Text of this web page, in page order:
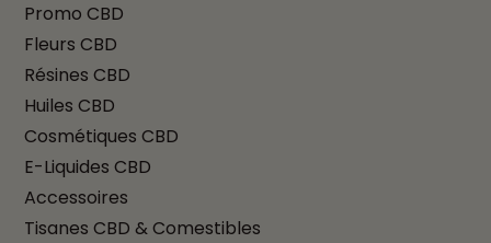
Promo CBD
Fleurs CBD
Résines CBD
Huiles CBD
Cosmétiques CBD
E-Liquides CBD
Accessoires
Tisanes CBD & Comestibles